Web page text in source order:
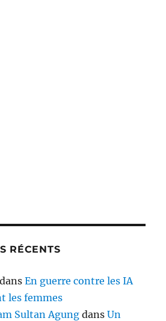
RÉCENTS
dansEn guerre contre les IA
les femmes
Sultan Agung dansUn